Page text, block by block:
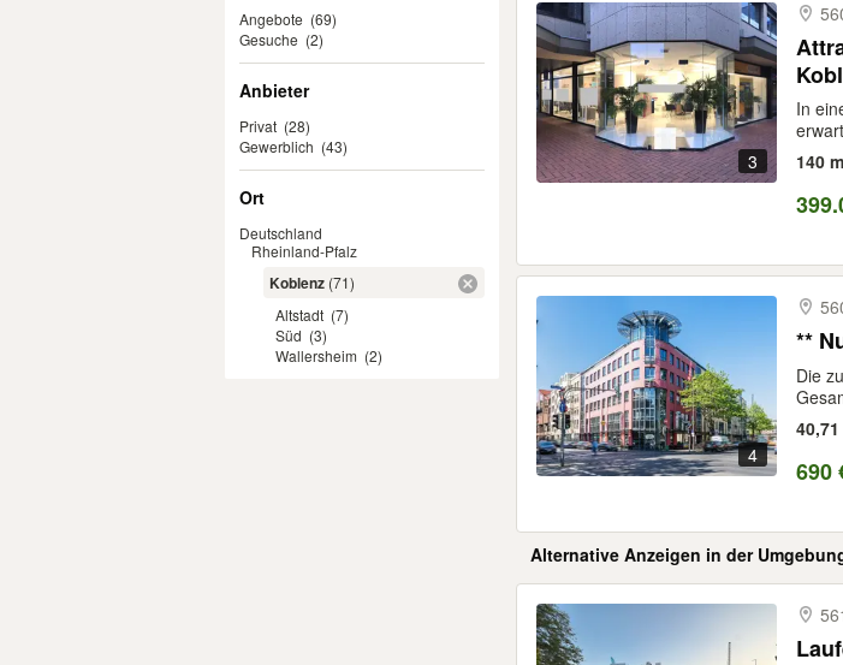
Angebote (69)
Gesuche (2)
Anbieter
Privat (28)
Gewerblich (43)
Ort
Deutschland
Rheinland-Pfalz
Koblenz (71)
Altstadt (7)
Süd (3)
Wallersheim (2)
3
In
140
4
**
Die
40,71
690
Alternative Anzeigen in der